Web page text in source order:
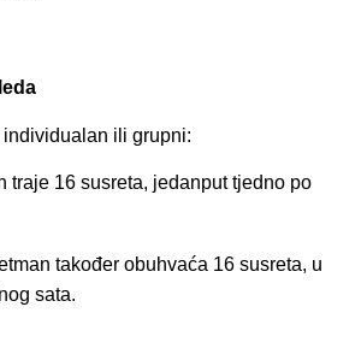
ili grupni:
traje 16 susreta, jedanput tjedno po
također obuhvaća 16 susreta, u
sata.